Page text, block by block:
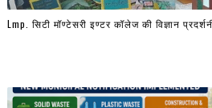
Lmp. सिटी मॉण्टेसरी इण्टर कॉलेज की विज्ञान